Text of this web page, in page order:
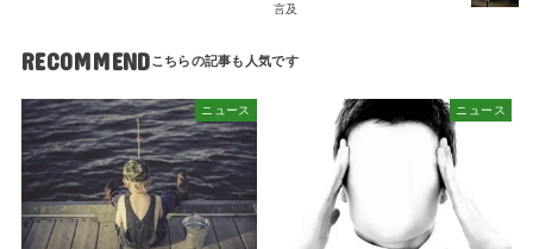
言及
RECOMMEND
ニュース ニュース